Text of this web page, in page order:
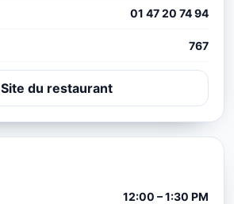
01 47 20 74 94
767
Site du restaurant
12:00 – 1:30 PM